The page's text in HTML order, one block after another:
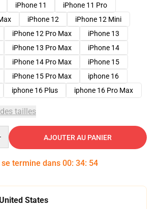
iPhone 11
iPhone 11 Pro
iPhone 12
iPhone 12 Mini
iPhone 12 Pro Max
iPhone 13
iPhone 13 Pro Max
iPhone 14
iPhone 14 Pro Max
iPhone 15
iPhone 15 Pro Max
iphone 16
iphone 16 Plus iphone 16 Pro Max
tailles
AJOUTER AU PANIER
termine dans 00: 34: 53
States